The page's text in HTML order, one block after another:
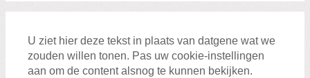
i
h
t
U ziet hier deze tekst in plaats van datgene wat we
zouden willen tonen. Pas uw cookie-instellingen
aan om de content alsnog te kunnen bekijken.